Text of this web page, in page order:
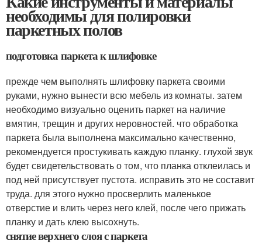
необходимы для полировки
паркетных полов
подготовка паркета к шлифовке
прежде чем выполнять шлифовку паркета своими
руками, нужно вынести всю мебель из комнаты. затем
необходимо визуально оценить паркет на наличие
вмятин, трещин и других неровностей. что обработка
паркета была выполнена максимально качественно,
рекомендуется простукивать каждую планку. глухой звук
будет свидетельствовать о том, что планка отклеилась и
под ней присутствует пустота. исправить это не составит
труда. для этого нужно просверлить маленькое
отверстие и влить через него клей, после чего прижать
планку и дать клею высохнуть.
снятие верхнего слоя с паркета